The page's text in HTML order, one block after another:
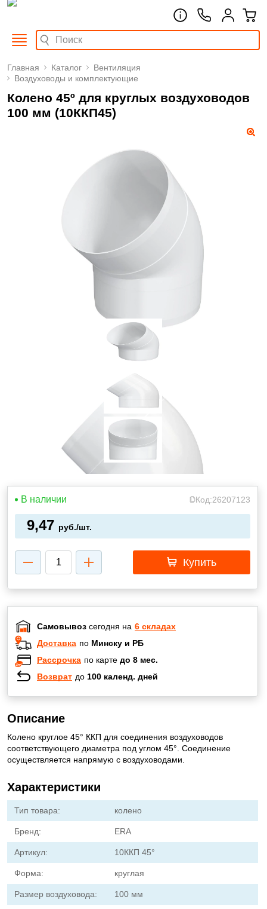
Главная Каталог
Вентиляция
Воздуховоды и комплектующие
Колено 45º для круглых воздуховодов
100 мм (10ККП45)
В наличии Код:26207123
9,47 руб./шт.
Купить
Самовывоз сегодня на 6 складах
Доставка по Минску и РБ
Рассрочка по карте до 8 мес.
Возврат до 100 календ. дней
Описание
Колено круглое 45° ККП для соединения воздуховодов
соответствующего диаметра под углом 45°. Соединение
осуществляется напрямую с воздуховодами.
Характеристики
Тип товара: колено
Бренд: ERA
Артикул: 10ККП 45°
Форма: круглая
Размер воздуховода: 100 мм